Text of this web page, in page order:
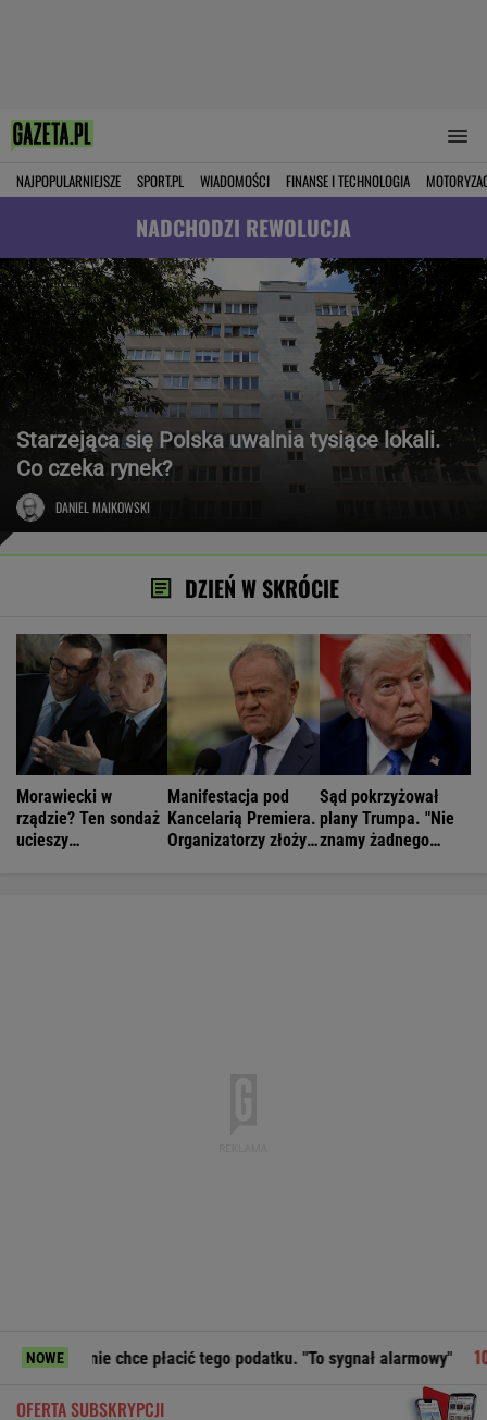
NAJPOPULARNIEJSZE SPORT.PL WIADOMOŚCI FINANSE I TECHNOLOGIA
NADCHODZI REWOLUCJA
Starzejąca się Polska uwalnia tysiące lokali.
Co czeka rynek?
DANIEL MAIKOWSKI
DZIEŃ W SKRÓCIE
Morawiecki w
rządzie? Ten sondaż
ucieszy
Manifestacja pod
Kancelarią Premiera.
Organizatorzy złożyli
Sąd pokrzyżował
plany Trumpa. "Nie
znamy żadnego
NOWE
chce płacić tego podatku. "To sygnał alarmowy" Moby
OFERTA SUBSKRYPCJI